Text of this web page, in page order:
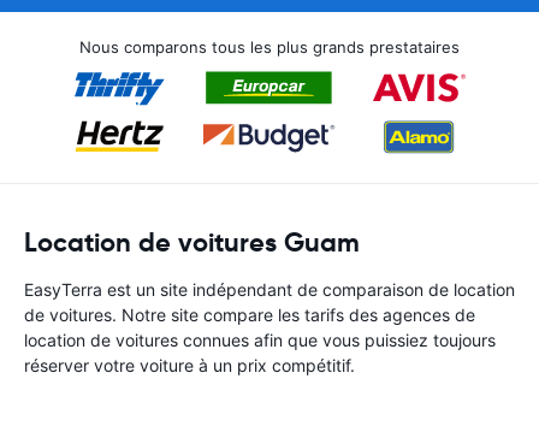
Nous comparons tous les plus grands prestataires
Location de voitures Guam
EasyTerra est un site indépendant de comparaison de location
de voitures. Notre site compare les tarifs des agences de
location de voitures connues afin que vous puissiez toujours
réserver votre voiture à un prix compétitif.